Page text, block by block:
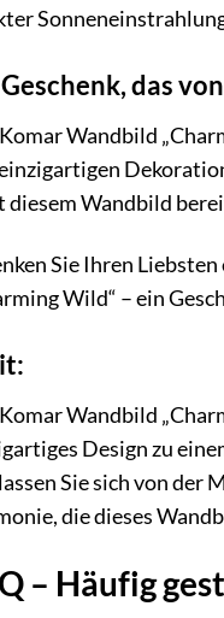
das
Wandbild
diesem Wandbild
Sie Ihren
Wild“ – ein
Wandbild
Design zu
Sie sich von der
die dieses
– Häufig